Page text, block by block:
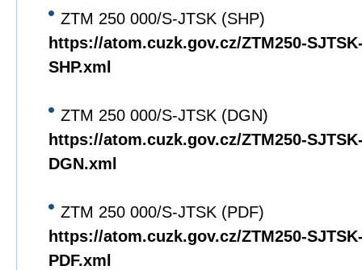
ZTM 250 000/S-JTSK (SHP)
https://atom.cuzk.gov.cz/ZTM250-
SHP.xml
ZTM 250 000/S-JTSK (DGN)
https://atom.cuzk.gov.cz/ZTM250-
DGN.xml
ZTM 250 000/S-JTSK (PDF)
https://atom.cuzk.gov.cz/ZTM250-
PDF.xml